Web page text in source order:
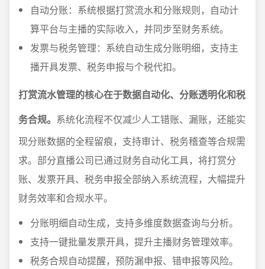
自动分账：系统根据打赏流水和分账规则，自动计
算平台与主播的实际收入，并同步至财务系统。
发票与税务管理：系统自动生成分账明细，支持主
播开具发票、税务申报与个税代扣。
打赏流水管理的核心在于数据自动化、分账透明化和税
务合规。 系统化流程不仅减少人工错账、漏账，还能实
现分账数据的全程留痕，支持审计、税务稽查等合规需
求。部分直播公司已通过财务自动化工具，将打赏分
账、发票开具、税务申报全部纳入系统流程，大幅提升
财务效率和合规水平。
分账明细自动生成，支持多维度数据查询与分析。
支持一键批量发票开具，提升主播财务管理效率。
税务合规自动提醒，预防漏申报、错申报等风险。